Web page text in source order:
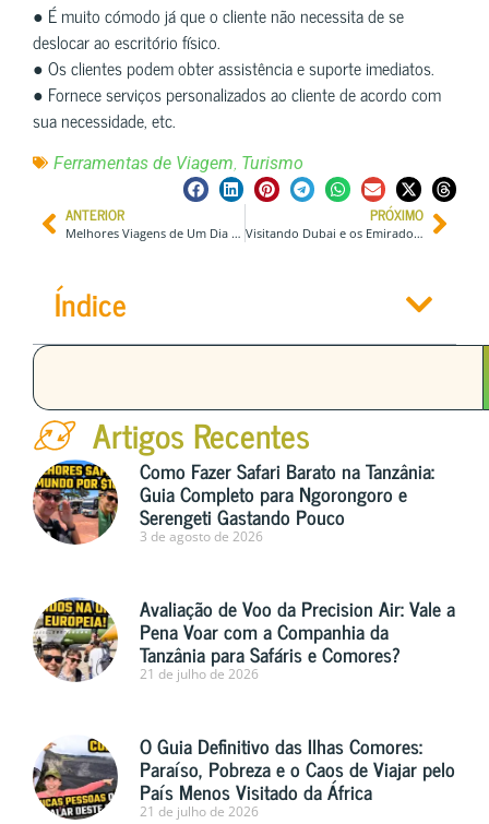
● É muito cómodo já que o cliente não necessita de se
deslocar ao escritório físico.
● Os clientes podem obter assistência e suporte imediatos.
● Fornece serviços personalizados ao cliente de acordo com
sua necessidade, etc.
Ferramentas de Viagem, Turismo
ANTERIOR
Melhores Viagens de Um Dia Saindo de Melbourne: Explorando Victoria aos Poucos
PRÓXIMO
Visitando Dubai e os Emirados? 9 Mega Projetos nos Emirados Árabes Unidos para 2024
Índice
Artigos Recentes
Como Fazer Safari Barato na Tanzânia:
Guia Completo para Ngorongoro e
Serengeti Gastando Pouco
3 de agosto de 2026
Avaliação de Voo da Precision Air: Vale a
Pena Voar com a Companhia da
Tanzânia para Safáris e Comores?
21 de julho de 2026
O Guia Definitivo das Ilhas Comores:
Paraíso, Pobreza e o Caos de Viajar pelo
País Menos Visitado da África
21 de julho de 2026